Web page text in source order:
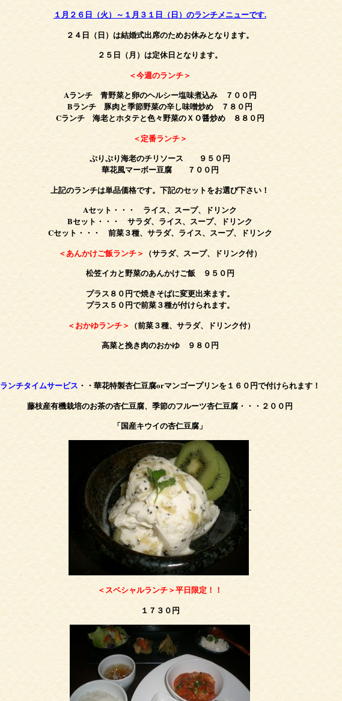
１月２６日（火）～１月３１日（日）のランチメニューです.
２４日（日）は結婚式出席のためお休みとなります。
２５日（月）は定休日となります。
＜今週のランチ＞
Aランチ 青野菜と卵のヘルシー塩味煮込み ７００円
Bランチ 豚肉と季節野菜の辛し味噌炒め
７８０円
Cランチ 海老とホタテと色々野菜のＸＯ醤炒め８８０円
＜定番ランチ＞
ぷりぷり海老のチリソース ９５０円
華花風マーボー豆腐 ７００円
上記のランチは単品価格です。下記のセットをお選び下さい！
Aセット・・・ ライス、スープ、ドリンク
Bセット・・・ サラダ、ライス、スープ、ドリンク
Cセット・・・ 前菜３種、サラダ、ライス、スープ、ドリンク
＜あんかけご飯ランチ＞ （サラダ、スープ、ドリンク付）
松笠イカと野菜のあんかけご飯 ９５０円
プラス８０円で焼きそばに変更出来ます。
プラス５０円で前菜３種が付けられます。
＜おかゆランチ＞ （前菜３種、サラダ、ドリンク付）
高菜と挽き肉のおかゆ ９８０円
ランチタイムサービス ・・華花特製杏仁豆腐orマンゴープリンを１６０円で付けられます！
藤枝産有機栽培のお茶の杏仁豆腐、季節のフルーツ杏仁豆腐・・・２００円
「国産キウイの杏仁豆腐」
＜スペシャルランチ＞平日限定！！
１７３０円